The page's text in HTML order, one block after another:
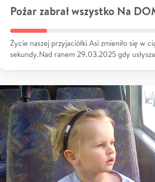
Pożar zabrał wszystko Na
Życie naszej przyjaciółki Asi zmieniło się w
sekundy.Nad ranem 29.03.2025 gdy